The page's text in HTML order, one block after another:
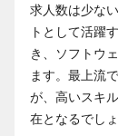
求人数は少な
トとして活躍
き、ソフトウ
ます。最上流
が、高いスキ
在となるでしょ